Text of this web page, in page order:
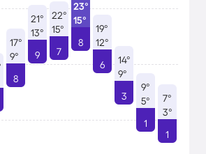
17°
9°
8
21°
13°
9
22°
15°
7
23°
15°
8
19°
12°
6
14°
9°
3
9°
5°
1
7°
3°
1